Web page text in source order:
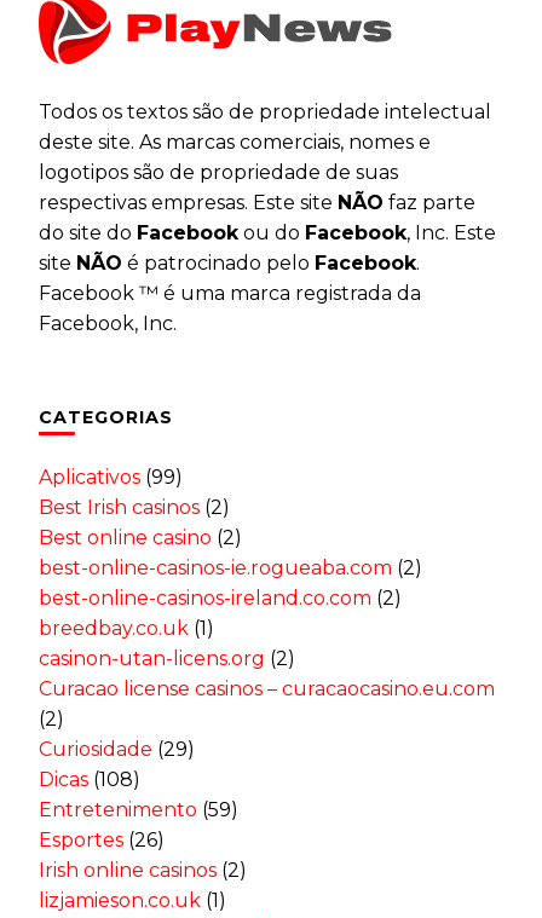
Todos os textos são de propriedade intelectual
deste site. As marcas comerciais, nomes e
logotipos são de propriedade de suas
respectivas empresas. Este site NÃO faz parte
do site do Facebookou do Facebook, Inc. Este
site NÃO é patrocinado pelo Facebook.
Facebook ™ é uma marca registrada da
Facebook, Inc.
CATEGORIAS
Aplicativos (99)
Best Irish casinos (2)
Best online casino (2)
best-online-casinos-ie.rogueaba.com (2)
best-online-casinos-ireland.co.com (2)
breedbay.co.uk (1)
casinon-utan-licens.org (2)
Curacao license casinos – curacaocasino.eu.com
(2)
Curiosidade (29)
Dicas (108)
Entretenimento (59)
Esportes (26)
Irish online casinos (2)
lizjamieson.co.uk (1)